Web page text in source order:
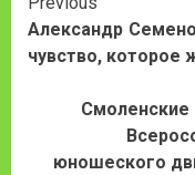
Reading
Александр
чувство, которое
юношеского